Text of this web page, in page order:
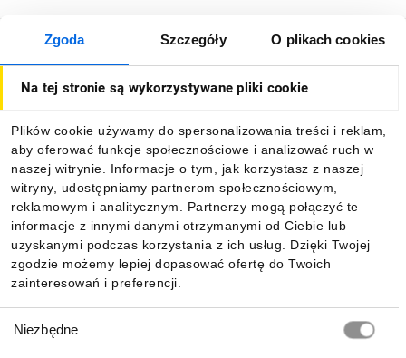
Zgoda Szczegóły O plikach cookies
Na tej stronie są wykorzystywane pliki cookie
Plików cookie używamy do spersonalizowania treści i reklam,
aby oferować funkcje społecznościowe i analizować ruch w
naszej witrynie. Informacje o tym, jak korzystasz z naszej
witryny, udostępniamy partnerom społecznościowym,
reklamowym i analitycznym. Partnerzy mogą połączyć te
informacje z innymi danymi otrzymanymi od Ciebie lub
uzyskanymi podczas korzystania z ich usług. Dzięki Twojej
zgodzie możemy lepiej dopasować ofertę do Twoich
zainteresowań i preferencji.
zgody
Niezbędne
O firmie
Informacje
Pobierz naszą aplikację mobilną: